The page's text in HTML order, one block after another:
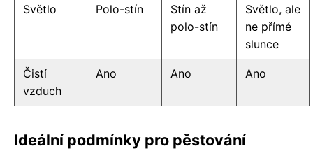
Světlo Polo-stín
Stín až
polo-stín
Světlo, ale
ne přímé
slunce
Čistí
vzduch
Ano Ano Ano
Ideální podmínky pro pěstování